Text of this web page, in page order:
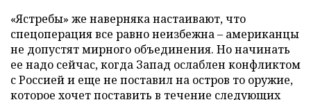
«Ястребы» же наверняка настаивают, что
спецоперация все равно неизбежна – американцы
не допустят мирного объединения. Но начинать
ее надо сейчас, когда Запад ослаблен конфликтом
с Россией и еще не поставил на остров то оружие,
которое хочет поставить в течение следующих